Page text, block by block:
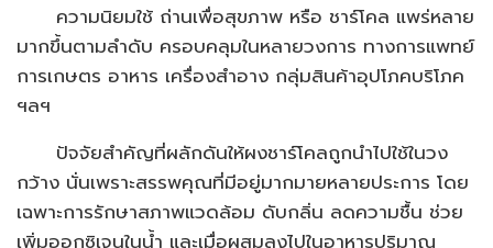
ความนิยมใช้ ถ่านเพื่อสุขภาพ หรือ ชาร์โคล แพร่หลาย
มากขึ้นตามลำดับ ครอบคลุมในหลายวงการ ทางการแพทย์
การเกษตร อาหาร เครื่องสำอาง กลุ่มสินค้าอุปโภคบริโภค
ฯลฯ
ปัจจัยสำคัญที่ผลักดันให้ผงชาร์โคลถูกนำไปใช้ในวง
กว้าง นั่นเพราะสรรพคุณที่มีอยู่มากมายหลายประการ โดย
เฉพาะการรักษาสภาพแวดล้อม ดับกลิ่น ลดความชื้น ช่วย
เพิ่มออกซิเจนในน้ำ และเมื่อผสมลงไปในอาหารปริมาณ